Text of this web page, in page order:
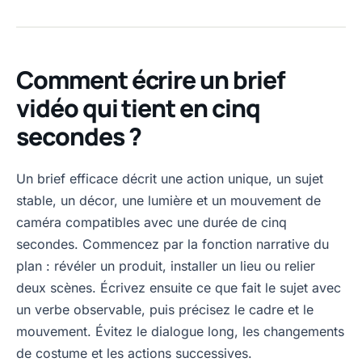
Comment écrire un brief
vidéo qui tient en cinq
secondes ?
Un brief efficace décrit une action unique, un sujet
stable, un décor, une lumière et un mouvement de
caméra compatibles avec une durée de cinq
secondes. Commencez par la fonction narrative du
plan : révéler un produit, installer un lieu ou relier
deux scènes. Écrivez ensuite ce que fait le sujet avec
un verbe observable, puis précisez le cadre et le
mouvement. Évitez le dialogue long, les changements
de costume et les actions successives.